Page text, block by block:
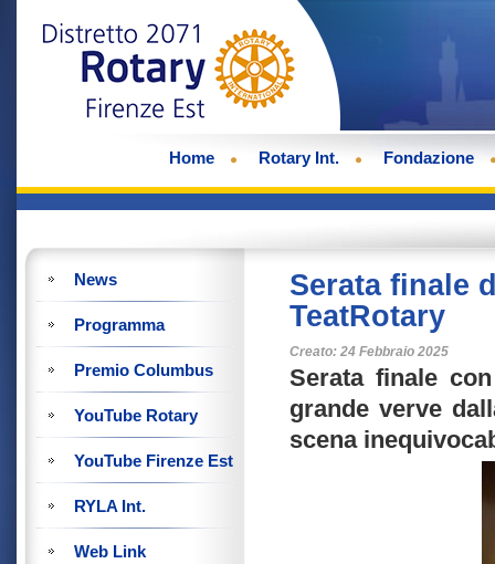
Home Rotary Int. Fondazione
News
Programma
Premio Columbus
YouTube Rotary
YouTube Firenze Est
RYLA Int.
Web Link
Serata finale
TeatRotary
Creato: 24 Febbraio 2025
Serata finale
grande verve
scena